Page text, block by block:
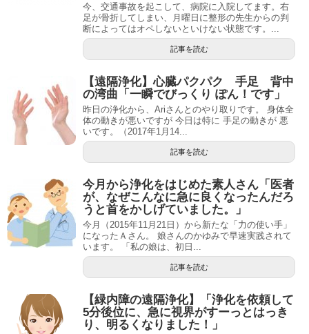
今、交通事故を起こして、病院に入院してます。右
足が骨折してしまい、月曜日に整形の先生からの判
断によってはオペしないといけない状態です。...
記事を読む
【遠隔浄化】心臓パクパク 手足 背中
の湾曲「一瞬でびっくり ぽん！です」
昨日の浄化から、Ariさんとのやり取りです。 身体全
体の動きが悪いですが 今日は特に 手足の動きが 悪
いです。（2017年1月14...
記事を読む
今月から浄化をはじめた素人さん「医者
が、なぜこんなに急に良くなったんだろ
うと首をかしげていました。」
今月（2015年11月21日）から新たな「力の使い手」
になったＡさん。 娘さんのかゆみで早速実践されて
います。 「私の娘は、初日...
記事を読む
【緑内障の遠隔浄化】「浄化を依頼して
5分後位に、急に視界がすーっとはっき
り、明るくなりました！」